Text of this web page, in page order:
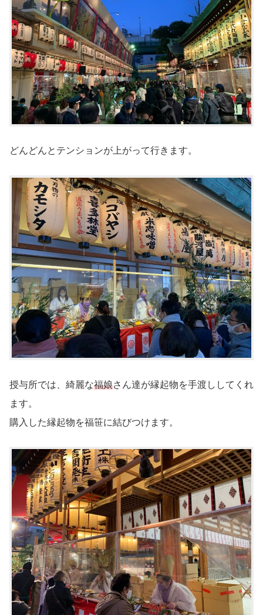
どんどんとテンションが上がって行きます。
授与所では、綺麗な福娘さん達が縁起物を手渡ししてくれ
ます。
購入した縁起物を福笹に結びつけます。